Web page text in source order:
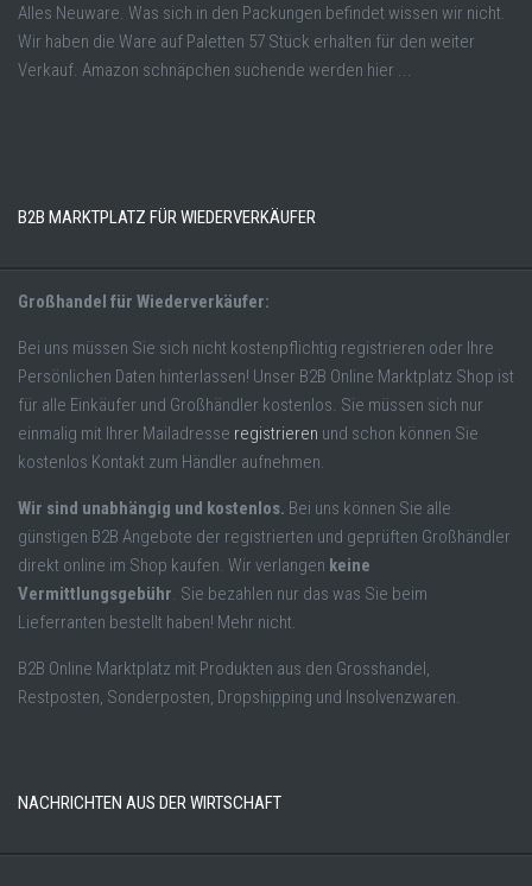
Alles Neuware. Was sich in den Packungen befindet wissen wir nicht.
Wir haben die Ware auf Paletten 57 Stück erhalten für den weiter
Verkauf. Amazon schnäpchen suchende werden hier ...
B2B MARKTPLATZ FÜR WIEDERVERKÄUFER
Großhandel für Wiederverkäufer:
Bei uns müssen Sie sich nicht kostenpflichtig registrieren oder Ihre
Persönlichen Daten hinterlassen! Unser B2B Online Marktplatz Shop ist
für alle Einkäufer und Großhändler kostenlos. Sie müssen sich nur
einmalig mit Ihrer Mailadresse registrieren und schon können Sie
kostenlos Kontakt zum Händler aufnehmen.
Wir sind unabhängig und kostenlos. Bei uns können Sie alle
günstigen B2B Angebote der registrierten und geprüften Großhändler
direkt online im Shop kaufen. Wir verlangen keine
Vermittlungsgebühr . Sie bezahlen nur das was Sie beim
Lieferranten bestellt haben! Mehr nicht.
B2B Online Marktplatz mit Produkten aus den Grosshandel,
Restposten, Sonderposten, Dropshipping und Insolvenzwaren.
NACHRICHTEN AUS DER WIRTSCHAFT